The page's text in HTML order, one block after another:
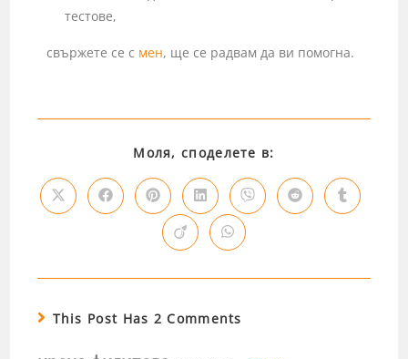
тестове,
свържете се с мен, ще се радвам да ви помогна.
Моля, споделете в:
This Post Has 2 Comments